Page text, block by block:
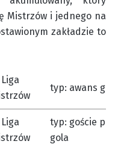
Mistrzów i jednego na
zakładzie to
Liga
typ: awans
Liga
typ: goście
gola